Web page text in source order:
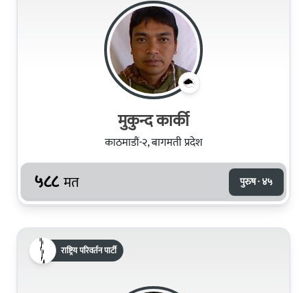
मुकुन्द कार्की
काठमाडौं-२, बागमती प्रदेश
५८८ मत पुरुष · ४५
राष्ट्रिय परिवर्तन पार्टी